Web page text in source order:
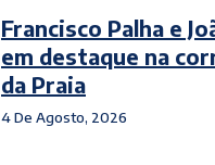
Francisco Palha e
em destaque na
da Praia
4 De Agosto, 2026